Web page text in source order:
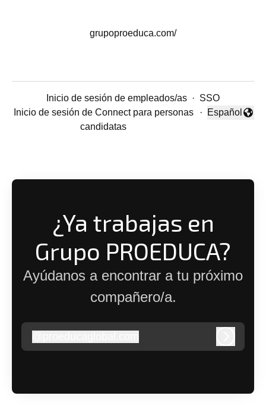
grupoproeduca.com/
Inicio de sesión de empleados/as · SSO
Inicio de sesión de Connect para personas
candidatas
·
Cambiar
Español
¿Ya trabajas en
Grupo PROEDUCA?
Ayúdanos a encontrar a tu próximo
compañero/a.
proeducaglobal.com